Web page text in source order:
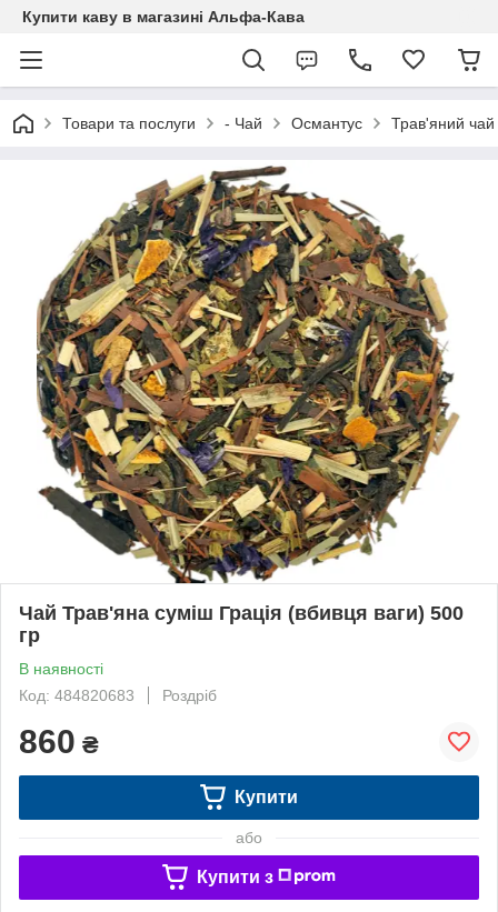
Купити каву в магазині Альфа-Кава
Товари та послуги - Чай Османтус Трав'яний чай
Чай Трав'яна суміш Грація (вбивця ваги) 500
гр
В наявності
Код: 484820683
Роздріб
860 ₴
Купити
або
Купити з